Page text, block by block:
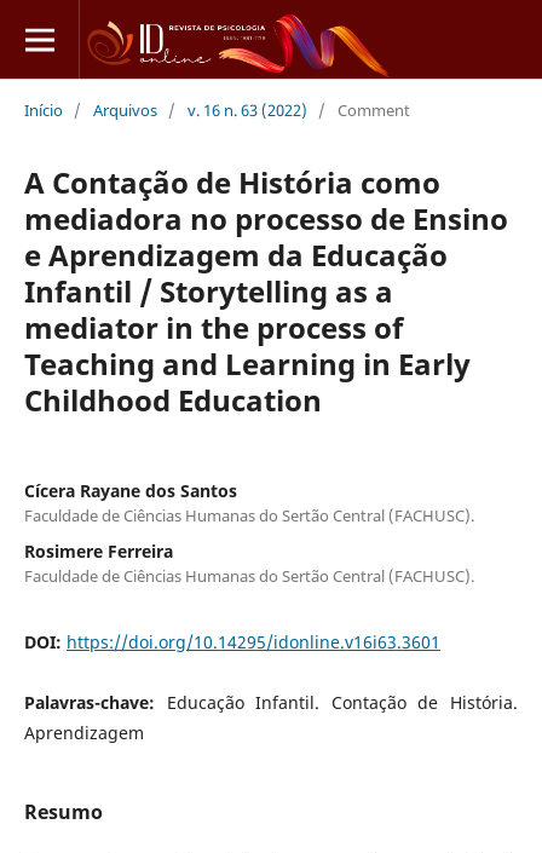
Início / Arquivos / v. 16 n. 63 (2022) / Comment
A Contação de História como
mediadora no processo de Ensino
e Aprendizagem da Educação
Infantil / Storytelling as a
mediator in the process of
Teaching and Learning in Early
Childhood Education
Cícera Rayane dos Santos
Faculdade de Ciências Humanas do Sertão Central (FACHUSC).
Rosimere Ferreira
Faculdade de Ciências Humanas do Sertão Central (FACHUSC).
DOI: https://doi.org/10.14295/idonline.v16i63.3601
Palavras-chave: Educação Infantil. Contação de História.
Aprendizagem
Resumo